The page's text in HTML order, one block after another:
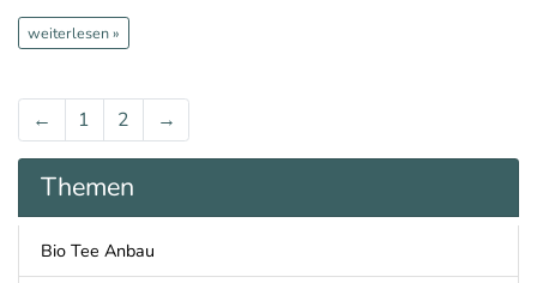
weiterlesen »
← 1 2 →
Themen
Bio Tee Anbau